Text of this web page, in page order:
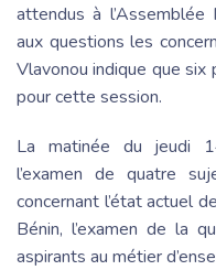
attendus à
aux questions les
Vlavonou indique que six
pour cette session.
La matinée du jeudi
l’examen de quatre
concernant l’état actuel
Bénin, l’examen de la
aspirants au métier